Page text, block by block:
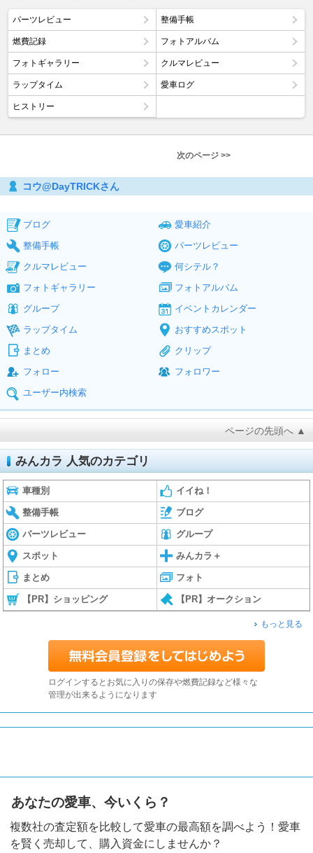
パーツレビュー 整備手帳
燃費記録 フォトアルバム
フォトギャラリー クルマレビュー
ラップタイム 愛車ログ
ヒストリー
次のページ >>
コウ@DayTRICKさん
ブログ
愛車紹介
整備手帳
パーツレビュー
クルマレビュー
何シテル？
フォトギャラリー
フォトアルバム
グループ
イベントカレンダー
ラップタイム
おすすめスポット
まとめ
クリップ
フォロー
フォロワー
ユーザー内検索
ページの先頭へ ▲
みんカラ 人気のカテゴリ
車種別 イイね！
整備手帳 ブログ
パーツレビュー グループ
スポット みんカラ＋
まとめ フォト
【PR】ショッピング 【PR】オークション
もっと見る
ログインするとお気に入りの保存や燃費記録など様々な
管理が出来るようになります
あなたの愛車、今いくら？
複数社の査定額を比較して愛車の最高額を調べよう！愛車
を賢く売却して、購入資金にしませんか？